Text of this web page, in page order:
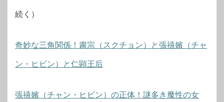
続く）
奇妙な三角関係！粛宗（スクチョン）と張禧嬪（チャ
ン・ヒビン）と仁顕王后
張禧嬪（チャン・ヒビン）の正体！謎多き魔性の女